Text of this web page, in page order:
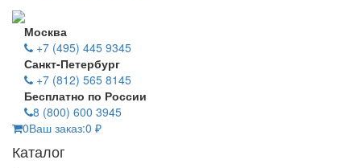
Москва
+7 (495) 445 9345
Санкт-Петербург
+7 (812) 565 8145
Бесплатно по России
8 (800) 600 3945
0Ваш заказ:0 ₽
Каталог